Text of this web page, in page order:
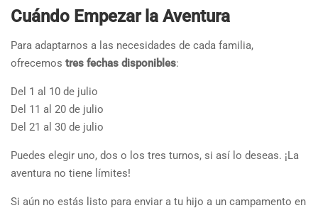
Cuándo Empezar la Aventura
Para adaptarnos a las necesidades de cada familia,
ofrecemos tres fechas disponibles:
Del 1 al 10 de julio
Del 11 al 20 de julio
Del 21 al 30 de julio
Puedes elegir uno, dos o los tres turnos, si así lo deseas. ¡La
aventura no tiene límites!
Si aún no estás listo para enviar a tu hijo a un campamento en